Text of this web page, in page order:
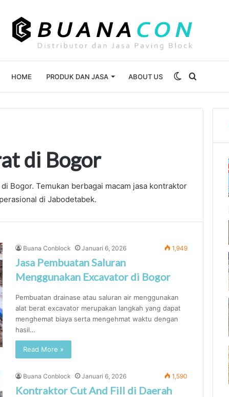
HOME PRODUK DAN JASA ABOUT US
for
Switch
skin
di Bogor
Bogor. Temukan berbagai macam jasa kontraktor
di Jabodetabek.
Buana Conblock Januari 6, 2026 1,949
Jasa Pembuatan Saluran
Menggunakan Excavator di Bogor
Pembuatan drainase atau saluran air menggunakan
alat berat excavator merupakan langkah yang dapat
menghemat biaya serta mengehmat waktu dengan
hasil…
Read More »
Buana Conblock Januari 6, 2026 1,590
Kontraktor Cut And Fill di Daerah